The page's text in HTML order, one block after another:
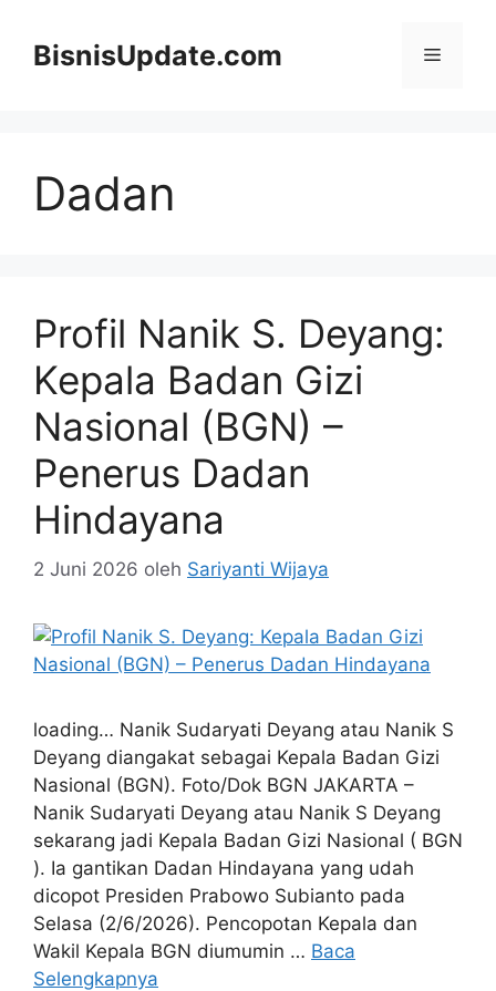
BisnisUpdate.com Menu
Dadan
Profil Nanik S. Deyang:
Kepala Badan Gizi
Nasional (BGN) –
Penerus Dadan
Hindayana
2 Juni 2026 oleh Sariyanti Wijaya
loading… Nanik Sudaryati Deyang atau Nanik S
Deyang diangakat sebagai Kepala Badan Gizi
Nasional (BGN). Foto/Dok BGN JAKARTA –
Nanik Sudaryati Deyang atau Nanik S Deyang
sekarang jadi Kepala Badan Gizi Nasional ( BGN
). Ia gantikan Dadan Hindayana yang udah
dicopot Presiden Prabowo Subianto pada
Selasa (2/6/2026). Pencopotan Kepala dan
Wakil Kepala BGN diumumin … Baca
Selengkapnya